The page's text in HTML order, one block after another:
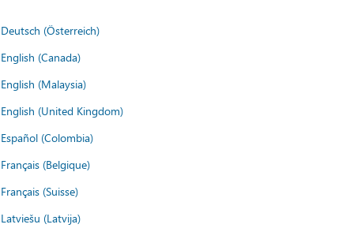
Deutsch (Österreich)
English (Canada)
English (Malaysia)
English (United Kingdom)
Español (Colombia)
Français (Belgique)
Français (Suisse)
Latviešu (Latvija)